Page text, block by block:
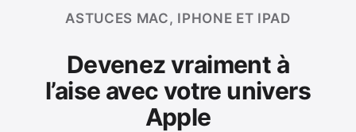
ASTUCES MAC, IPHONE ET IPAD
Devenez vraiment à
l’aise avec votre univers
Apple